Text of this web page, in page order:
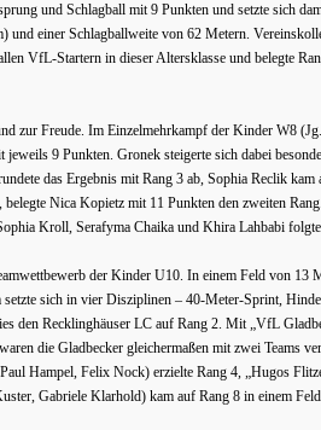
und Schlagball mit 9 Punkten und setzte sich
und einer Schlagballweite von 62 Metern.
VfL-Startern in dieser Altersklasse und belegte
zur Freude. Im Einzelmehrkampf der Kinder W8
jeweils 9 Punkten. Gronek steigerte sich dabei
das Ergebnis mit Rang 3 ab, Sophia Reclik
Nica Kopietz mit 11 Punkten den zweiten
Kroll, Serafyma Chaika und Khira Lahbabi
der Kinder U10. In einem Feld von 13
setzte sich in vier Disziplinen – 40-Meter-Sprint,
den Recklinghäuser LC auf Rang 2. Mit „VfL
die Gladbecker gleichermaßen mit zwei Teams
Hampel, Felix Nock) erzielte Rang 4, „Hugos
Gabriele Klarhold) kam auf Rang 8 in einem